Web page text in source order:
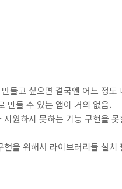
들고 싶으면 결국엔 어느 정도
만들 수 있는 앱이 거의 없음.
원하지 못하는 기능 구현을
을 위해서 라이브러리들 설치